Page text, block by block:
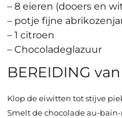
– 8 eieren (dooers en
– potje fijne
– 1 citroen
– Chocoladeglazuur
BEREIDING
Klop de eiwitten tot stijve
Smelt de chocolade au-